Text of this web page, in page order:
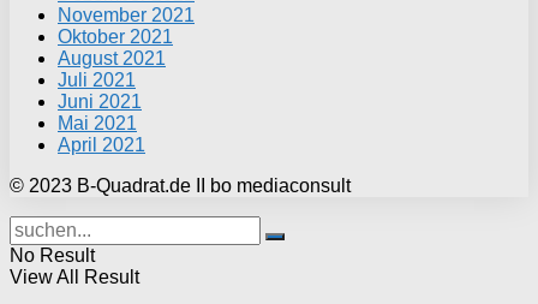
November 2021
Oktober 2021
August 2021
Juli 2021
Juni 2021
Mai 2021
April 2021
© 2023 B-Quadrat.de II bo mediaconsult
No Result
View All Result